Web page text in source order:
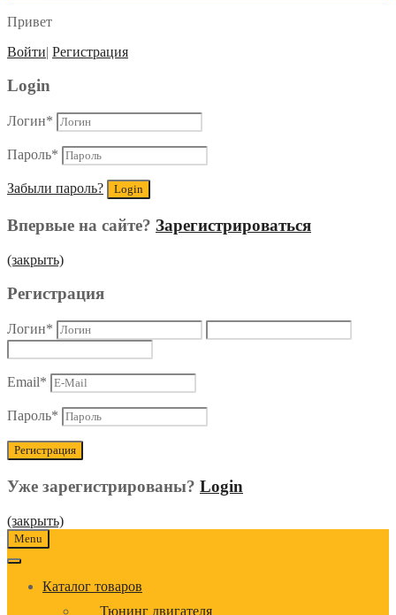
Привет
Войти| Регистрация
Login
Логин*
Пароль*
Забыли пароль?
Впервые на сайте? Зарегистрироваться
(закрыть)
Регистрация
Логин*
Email*
Пароль*
Уже зарегистрированы? Login
(закрыть)
Menu
Каталог товаров
Тюнинг двигателя